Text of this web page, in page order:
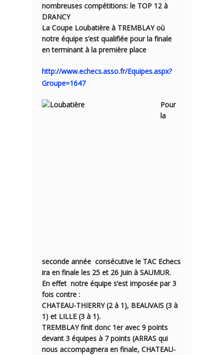
nombreuses compétitions: le TOP 12 à
DRANCY
La Coupe Loubatière à TREMBLAY où
notre équipe s’est qualifiée pour la finale
en terminant à la première place
http://www.echecs.asso.fr/Equipes.aspx?
Groupe=1647
Pour
la
seconde année consécutive le TAC Echecs
ira en finale les 25 et 26 Juin à SAUMUR.
En effet notre équipe s’est imposée par 3
fois contre :
CHATEAU-THIERRY (2 à 1), BEAUVAIS (3 à
1) et LILLE (3 à 1).
TREMBLAY finit donc 1er avec 9 points
devant 3 équipes à 7 points (ARRAS qui
nous accompagnera en finale, CHATEAU-